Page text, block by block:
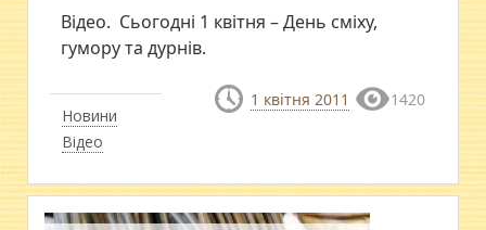
Новини
Відео
Відео. Сьогодні 1 квітня – День сміху,
гумору та дурнів.
1 квітня 2011 1420